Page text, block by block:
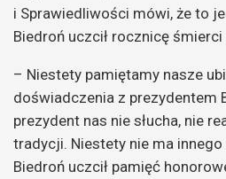
i Sprawiedliwości mówi, że to
Biedroń uczcił rocznicę śmierci
– Niestety pamiętamy nasze
doświadczenia z prezydentem
prezydent nas nie słucha, nie
tradycji. Niestety nie ma innego
Biedroń uczcił pamięć